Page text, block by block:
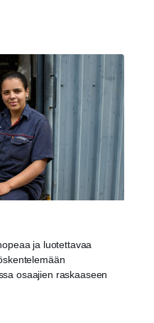
ja luotettavaa
osaajien raskaaseen